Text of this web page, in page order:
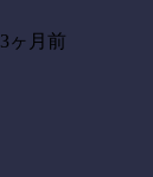
3ヶ月前